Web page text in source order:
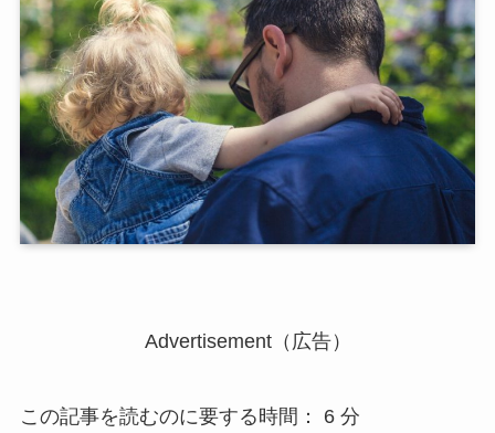
Advertisement（広告）
この記事を読むのに要する時間： 6 分